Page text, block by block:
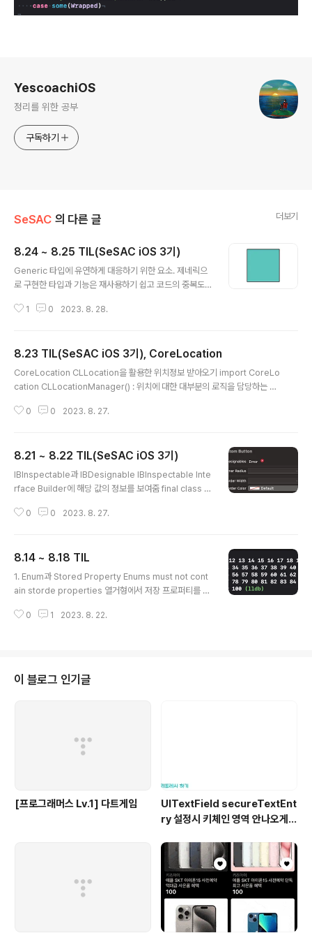
YescoachiOS
정리를 위한 공부
구독하기
SeSAC 의 다른 글 더보기
8.24 ~ 8.25 TIL(SeSAC iOS 3기)
Generic 타입에 유연하게 대응하기 위한 요소. 제네릭으
로 구현한 타입과 기능은 재사용하기 쉽고 코드의 중복도
ype Parameters로 플레이스 홀더와 같은 역할을 함. 타
로는 UpperCased 또는 T, U 등을 사용함. 🔥 만약 함수
를 오버로딩하는데 제네릭을 사용한 경우, 제네릭으로 구
현한 함수보다 타입이 명확한 함수가 우선순위가 더 높다.
e 을 사용해야 한다. protocol GenericExample { as
1 0 2023. 8. 28.
8.23 TIL(SeSAC iOS 3기), CoreLocation
CoreLocation CLLocation을 활용한 위치정보 받아오기 import CoreLo
cation CLLocationManager() : 위치에 대한 대부분의 로직을 담당하는 매
구현. didUpdateLocations: 사용자의 위치를 성공적으로 가져온 경우, 위치
태가 바뀌면 알려줌(iOS14+, 14 이전은 didChangeAuthorization) locati
onManager.delegate = self: 위치 프로토콜 de..
0 0 2023. 8. 27.
8.21 ~ 8.22 TIL(SeSAC iOS 3기)
IBInspectable과 IBDesignable IBInspectable Inte
rface Builder에 해당 값의 정보를 보여줌 final class C
nerRadius: CGFloat { get { return layer.cornerRa
정한 속성이 스토리보드에 반영 import UIKit @IBDesi
gnable final class CustomButton: UIButton { @IBI
nspectable var cornerRadius: CGFloat { ge..
0 0 2023. 8. 27.
8.14 ~ 8.18 TIL
1. Enum과 Stored Property Enums must not cont
ain storde properties 열거형에서 저장 프로퍼티를 선
타임에 로드되므로 인스턴스를 생성할 수 없기 때문에, 저
입 연산 프로퍼티는 타입 프로퍼티만 사용이 가능하다. en
um AAA: String, CaseIterable { static let baseUR
0 1 2023. 8. 22.
이 블로그 인기글
[프로그래머스 Lv.1] 다트게임
UITextField secureTextEnt
ry 설정시 키체인 영역 안나오게